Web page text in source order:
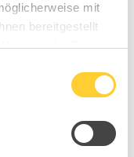
mit
bereitgestellt
der Dienste